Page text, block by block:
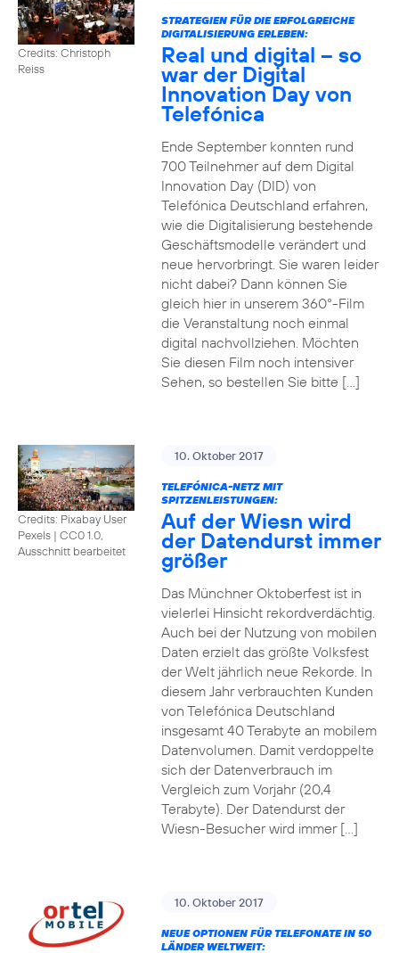
Credits: Christoph
Reiss
STRATEGIEN FÜR DIE ERFOLGREICHE
DIGITALISIERUNG ERLEBEN:
Real und digital – so
war der Digital
Innovation Day von
Telefónica
Ende September konnten rund
700 Teilnehmer auf dem Digital
Innovation Day (DID) von
Telefónica Deutschland erfahren,
wie die Digitalisierung bestehende
Geschäftsmodelle verändert und
neue hervorbringt. Sie waren leider
nicht dabei? Dann können Sie
gleich hier in unserem 360°-Film
die Veranstaltung noch einmal
digital nachvollziehen. Möchten
Sie diesen Film noch intensiver
Sehen, so bestellen Sie bitte […]
Credits: Pixabay User
Pexels | CC0 1.0,
Ausschnitt bearbeitet
10. Oktober 2017
TELEFÓNICA-NETZ MIT
SPITZENLEISTUNGEN:
Auf der Wiesn wird
der Datendurst immer
größer
Das Münchner Oktoberfest ist in
vielerlei Hinsicht rekordverdächtig.
Auch bei der Nutzung von mobilen
Daten erzielt das größte Volksfest
der Welt jährlich neue Rekorde. In
diesem Jahr verbrauchten Kunden
von Telefónica Deutschland
insgesamt 40 Terabyte an mobilem
Datenvolumen. Damit verdoppelte
sich der Datenverbrauch im
Vergleich zum Vorjahr (20,4
Terabyte). Der Datendurst der
Wiesn-Besucher wird immer […]
10. Oktober 2017
NEUE OPTIONEN FÜR TELEFONATE IN 50
LÄNDER WELTWEIT: